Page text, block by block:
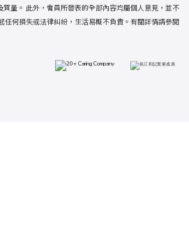
量。 此外，會員所發表的全部內容均屬個人意見，並不
任何損失或法律糾紛，生活易概不負責。有關詳情請參閱